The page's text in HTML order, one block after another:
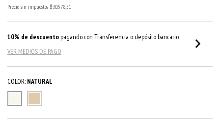
Precio sin impuestos $30.578,51
10% de descuentopagando con Transferencia o depósito bancario
VER MEDIOS DE PAGO
COLOR: NATURAL